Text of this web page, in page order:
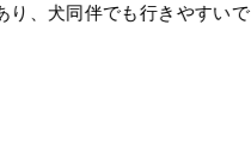
り、犬同伴でも行きやすいで